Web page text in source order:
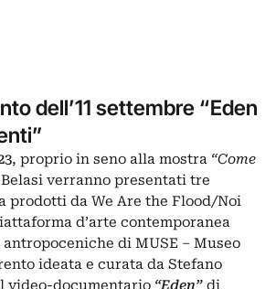
dell’11 settembre “Eden
, proprio in seno alla mostra “Come
Belasi verranno presentati tre
prodotti da We Are the Flood/Noi
d’arte contemporanea
di MUSE – Museo
ideata e curata da Stefano
video-documentario “Eden” di